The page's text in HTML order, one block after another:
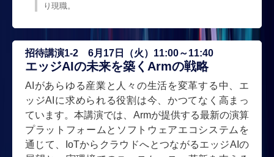
り現職。
招待講演1-2 6月17日（火）11:00～11:40
エッジAIの未来を築くArmの戦略
AIがあらゆる産業と人々の生活を変革する中、エ
ッジAIに求められる役割は今、かつてなく高まっ
ています。本講演では、Armが提供する最新の演算
プラットフォームとソフトウェアエコシステムを
通じて、IoTからクラウドへとつながるエッジAIの